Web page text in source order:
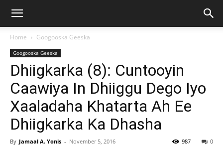
Home Googooska Geeska
Googooska Geeska
Dhiigkarka (8): Cuntooyin
Caawiya In Dhiiggu Dego Iyo
Xaaladaha Khatarta Ah Ee
Dhiigkarka Ka Dhasha
By Jamaal A. Yonis - November 5, 2016 0
987